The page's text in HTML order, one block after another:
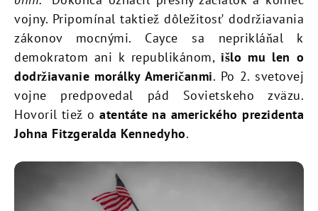
vojny. Pripomínal taktiež dôležitosť dodržiavania
zákonov mocnými. Cayce sa neprikláňal k
demokratom ani k republikánom, išlo mu len o
dodržiavanie morálky Američanmi. Po 2. svetovej
vojne predpovedal pád Sovietskeho zväzu.
Hovoril tiež o atentáte na amerického prezidenta
Johna Fitzgeralda Kennedyho.